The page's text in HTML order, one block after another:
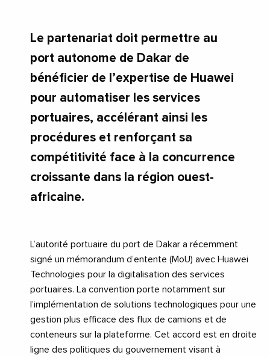
Le partenariat doit permettre au
port autonome de Dakar de
bénéficier de l’expertise de Huawei
pour automatiser les services
portuaires, accélérant ainsi les
procédures et renforçant sa
compétitivité face à la concurrence
croissante dans la région ouest-
africaine.
L’autorité portuaire du port de Dakar a récemment
signé un mémorandum d’entente (MoU) avec Huawei
Technologies pour la digitalisation des services
portuaires. La convention porte notamment sur
l’implémentation de solutions technologiques pour une
gestion plus efficace des flux de camions et de
conteneurs sur la plateforme. Cet accord est en droite
ligne des politiques du gouvernement visant à